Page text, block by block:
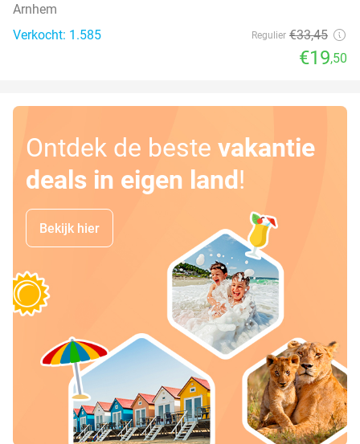
Arnhem
Verkocht: 1.585
Regulier €33,45
€19,50
Ontdek de beste vakantie
deals in eigen land!
Bekijk hier